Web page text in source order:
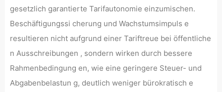
gesetzlich garantierte Tarifautonomie einzumischen.
Beschäftigungssi cherung und Wachstumsimpuls e
resultieren nicht aufgrund einer Tariftreue bei öffentliche
n Ausschreibungen , sondern wirken durch bessere
Rahmenbedingung en, wie eine geringere Steuer- und
Abgabenbelastun g, deutlich weniger bürokratisch e